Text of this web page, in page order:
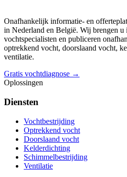
Onafhankelijk informatie- en
in Nederland en België. Wij brengen u
vochtspecialisten en publiceren
optrekkend vocht, doorslaand vocht,
ventilatie.
Gratis vochtdiagnose →
Oplossingen
Diensten
Vochtbestrijding
Optrekkend vocht
Doorslaand vocht
Kelderdichting
Schimmelbestrijding
Ventilatie